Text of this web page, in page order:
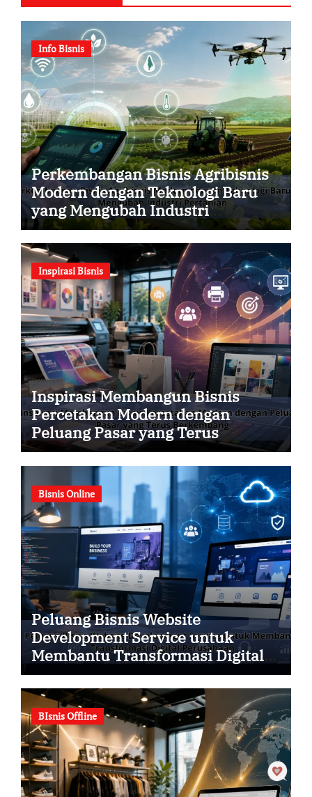
Info Bisnis
Perkembangan Bisnis Agribisnis
Modern dengan Teknologi Baru
yang Mengubah Industri
Pertanian
Inspirasi Bisnis
Inspirasi Membangun Bisnis
Percetakan Modern dengan
Peluang Pasar yang Terus
Berkembang
Bisnis Online
Peluang Bisnis Website
Development Service untuk
Membantu Transformasi Digital
Perusahaan
BIsnis Offline